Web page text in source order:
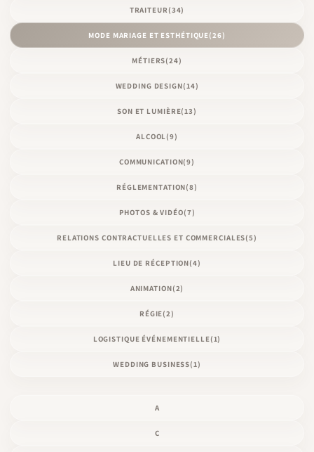
TRAITEUR (34)
MODE MARIAGE ET ESTHÉTIQUE(26)
MÉTIERS(24)
WEDDING DESIGN(14)
SON ET LUMIÈRE(13)
ALCOOL (9)
COMMUNICATION(9)
RÉGLEMENTATION(8)
PHOTOS & VIDÉO(7)
RELATIONS CONTRACTUELLES ET COMMERCIALES(5)
LIEU DE RÉCEPTION(4)
ANIMATION(2)
RÉGIE(2)
LOGISTIQUE ÉVÉNEMENTIELLE(1)
WEDDING BUSINESS(1)
A
C